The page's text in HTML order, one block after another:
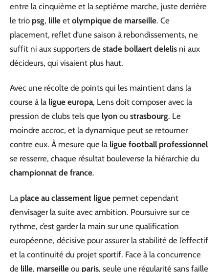
entre la cinquième et la septième marche, juste derrière
le trio psg, lille et olympique de marseille. Ce
placement, reflet d’une saison à rebondissements, ne
suffit ni aux supporters de stade bollaert delelis ni aux
décideurs, qui visaient plus haut.
Avec une récolte de points qui les maintient dans la
course à la ligue europa, Lens doit composer avec la
pression de clubs tels que lyon ou strasbourg. Le
moindre accroc, et la dynamique peut se retourner
contre eux. À mesure que la ligue football professionnel
se resserre, chaque résultat bouleverse la hiérarchie du
championnat de france.
La place au classement ligue permet cependant
d’envisager la suite avec ambition. Poursuivre sur ce
rythme, c’est garder la main sur une qualification
européenne, décisive pour assurer la stabilité de l’effectif
et la continuité du projet sportif. Face à la concurrence
de lille, marseille ou paris, seule une régularité sans faille